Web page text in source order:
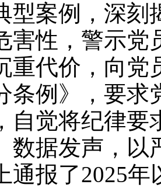
型案例，深刻
害性，警示党
重代价，向党
条例》，要求
自觉将纪律要
发声，以
通报了2025